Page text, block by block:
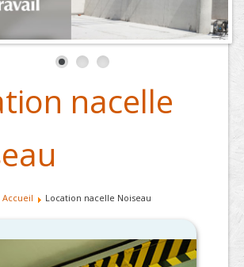
nacelle
Accueil Location nacelle Noiseau